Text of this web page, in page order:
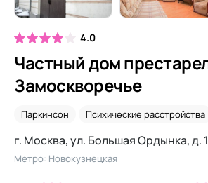
4.0
Частный дом
Замоскворечье
Паркинсон Психические расстройства
г. Москва, ул. Большая Ордынка, д.
Метро: Новокузнецкая